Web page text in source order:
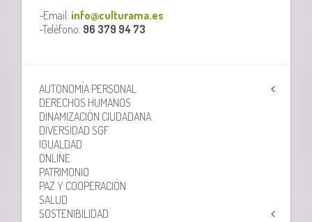
-Email: info@culturama.es
-Teléfono: 96 379 94 73
AUTONOMÍA PERSONAL
DERECHOS HUMANOS
DINAMIZACIÓN CIUDADANA
DIVERSIDAD SGF
IGUALDAD
ONLINE
PATRIMONIO
PAZ Y COOPERACIÓN
SALUD
SOSTENIBILIDAD